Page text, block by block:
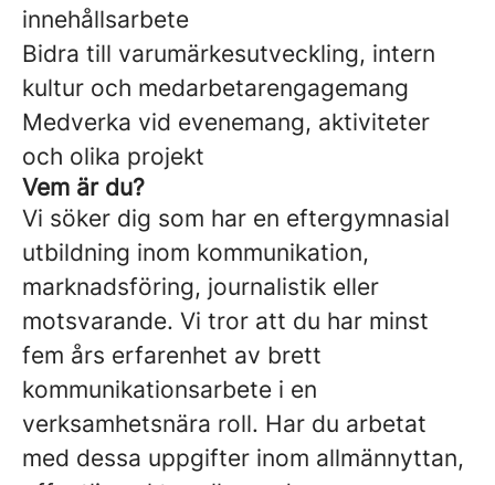
innehållsarbete
Bidra till varumärkesutveckling, intern
kultur och medarbetarengagemang
Medverka vid evenemang, aktiviteter
och olika projekt
Vem är du?
Vi söker dig som har en eftergymnasial
utbildning inom kommunikation,
marknadsföring, journalistik eller
motsvarande. Vi tror att du har minst
fem års erfarenhet av brett
kommunikationsarbete i en
verksamhetsnära roll. Har du arbetat
med dessa uppgifter inom allmännyttan,